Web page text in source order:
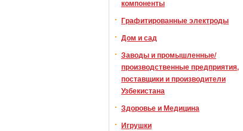
компоненты
Графитированные электроды
Дом и сад
Заводы и промышленные/
производственные предприятия,
поставщики и производители
Узбекистана
Здоровье и Медицина
Игрушки